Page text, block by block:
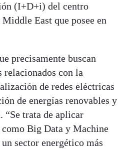
(I+D+i) del centro
East que posee en
precisamente buscan
relacionados con la
de redes eléctricas
de energías renovables y
“Se trata de aplicar
Big Data y Machine
sector energético más